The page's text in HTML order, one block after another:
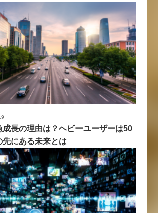
長の理由は？ヘビーユーザーは50
にある未来とは